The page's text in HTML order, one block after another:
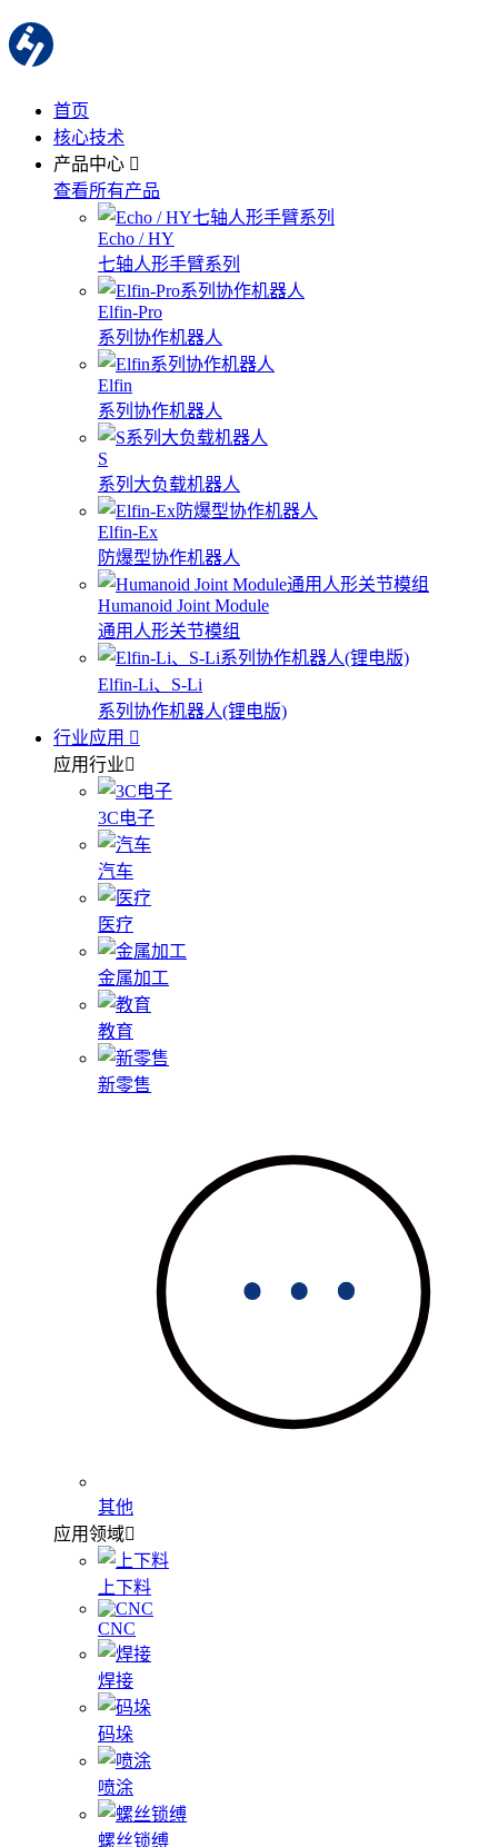
首页
核心技术
产品中心
查看所有产品
Echo / HY
七轴人形手臂系列
Elfin-Pro
系列协作机器人
Elfin
系列协作机器人
S
系列大负载机器人
Elfin-Ex
防爆型协作机器人
Humanoid Joint Module
通用人形关节模组
Elfin-Li、S-Li
系列协作机器人(锂电版)
行业应用
应用行业
3C电子
汽车
医疗
金属加工
教育
新零售
其他
应用领域
上下料
CNC
焊接
码垛
喷涂
螺丝锁缚